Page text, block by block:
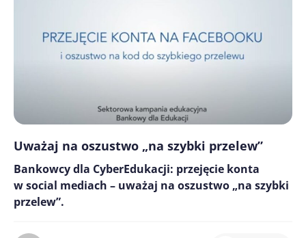
Uważaj na oszustwo „na szybki przelew”
Bankowcy dla CyberEdukacji: przejęcie konta
w social mediach – uważaj na oszustwo „na szybki
przelew”.